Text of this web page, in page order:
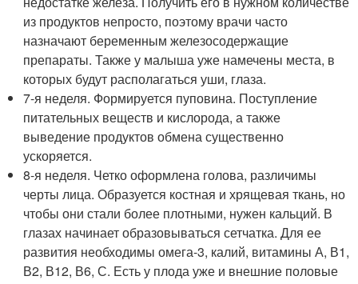
из продуктов непросто, поэтому врачи часто
назначают беременным железосодержащие
препараты. Также у малыша уже намечены места, в
которых будут располагаться уши, глаза.
7-я неделя. Формируется пуповина. Поступление
питательных веществ и кислорода, а также
выведение продуктов обмена существенно
ускоряется.
8-я неделя. Четко оформлена голова, различимы
черты лица. Образуется костная и хрящевая ткань, но
чтобы они стали более плотными, нужен кальций. В
глазах начинает образовываться сетчатка. Для ее
развития необходимы омега-3, калий, витамины А, В1,
В2, В12, В6, С. Есть у плода уже и внешние половые